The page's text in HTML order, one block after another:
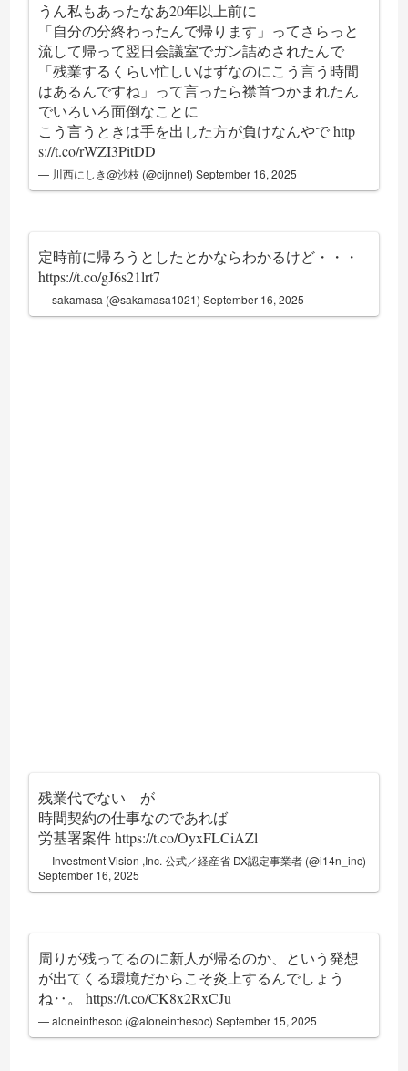
うん私もあったなあ20年以上前に
「自分の分終わったんで帰ります」ってさらっと
流して帰って翌日会議室でガン詰めされたんで
「残業するくらい忙しいはずなのにこう言う時間
はあるんですね」って言ったら襟首つかまれたん
でいろいろ面倒なことに
こう言うときは手を出した方が負けなんやでhttp
s://t.co/rWZI3PitDD
— 川西にしき@沙枝 (@cijnnet)September 16, 2025
定時前に帰ろうとしたとかならわかるけど・・・
https://t.co/gJ6s21lrt7
— sakamasa (@sakamasa1021)September 16, 2025
残業代でない が
時間契約の仕事なのであれば
労基署案件https://t.co/OyxFLCiAZl
— Investment Vision ,Inc. 公式／経産省 DX認定事業者 (@i14n_inc)
September 16, 2025
周りが残ってるのに新人が帰るのか、という発想
が出てくる環境だからこそ炎上するんでしょう
ね‥。https://t.co/CK8x2RxCJu
— aloneinthesoc (@aloneinthesoc)September 15, 2025